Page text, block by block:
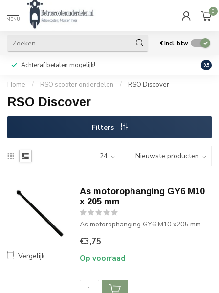
MENU
0
€Incl. btw
Achteraf betalen mogelijk! Geen
9.5
Home / RSO scooter onderdelen / RSO Discover
RSO Discover
Filters
Vergelijk
As motorophanging GY6 M10
x 205 mm
As motorophanging GY6 M10 x205 mm
€3,75
Op voorraad